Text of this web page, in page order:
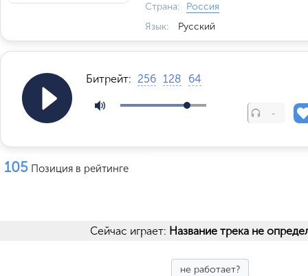
Страна:
Россия
Язык:
Русский
Битрейт: 256 128 64
-
105 Позиция в рейтинге
Сейчас играет: Название трека не
не работает?